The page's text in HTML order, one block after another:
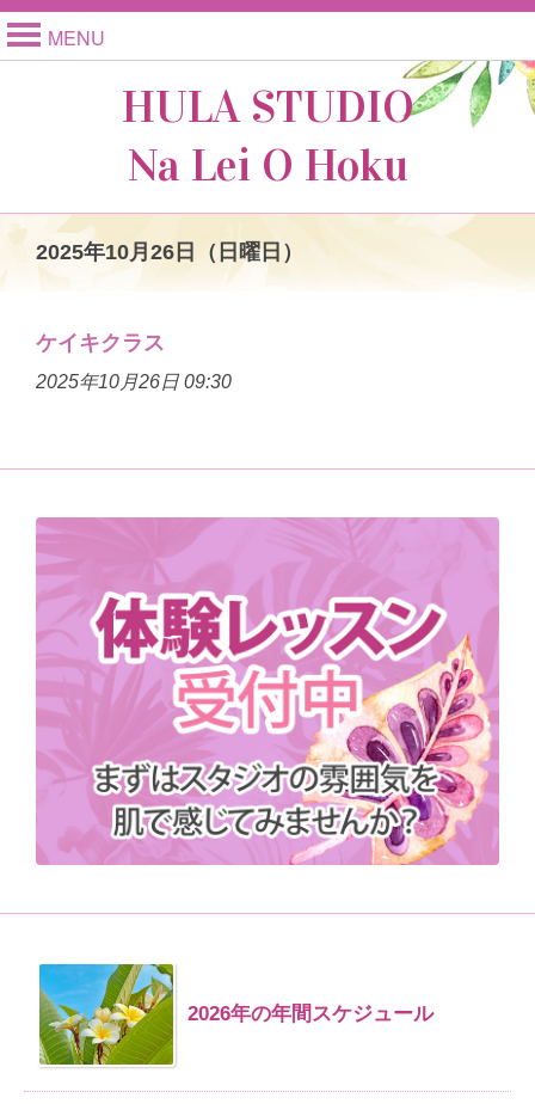
MENU
HULA STUDIO
Na Lei O Hoku
2025年10月26日（日曜日）
ケイキクラス
2025年10月26日 09:30
2026年の年間スケジュール